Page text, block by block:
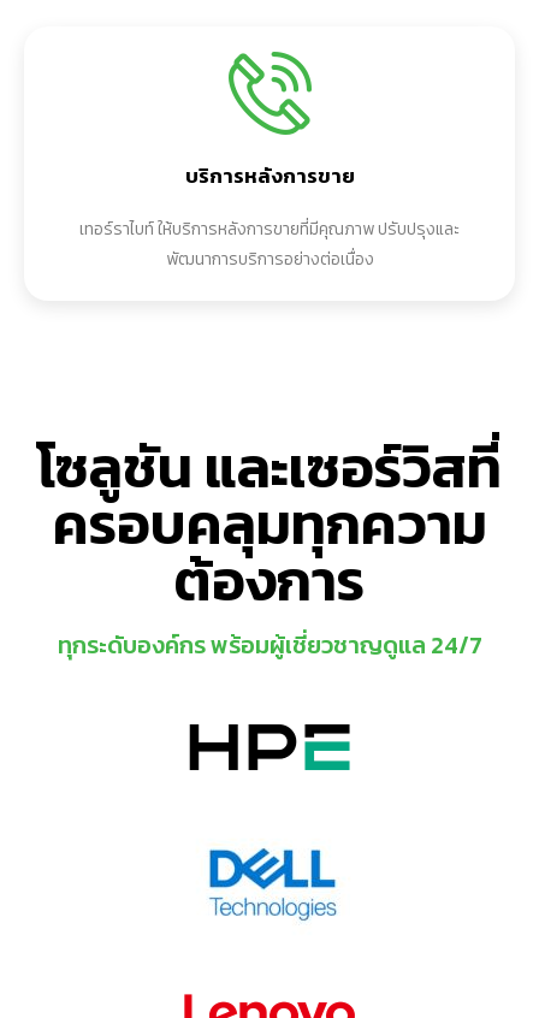
บริการหลังการขาย
เทอร์ราไบท์ ให้บริการหลังการขายที่มีคุณภาพ ปรับปรุงและ
พัฒนาการบริการอย่างต่อเนื่อง​
โซลูชัน และเซอร์วิสที่
ครอบคลุมทุกความ
ต้องการ
ทุกระดับองค์กร พร้อมผู้เชี่ยวชาญดูแล 24/7